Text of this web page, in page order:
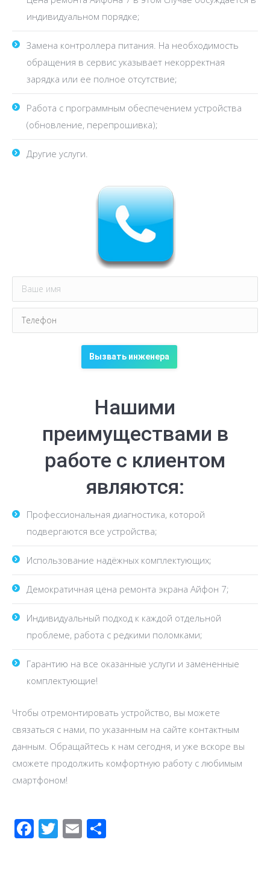
индивидуальном порядке;
Замена контроллера питания. На необходимость
обращения в сервис указывает некорректная
зарядка или ее полное отсутствие;
Работа с программным обеспечением устройства
(обновление, перепрошивка);
Другие услуги.
Нашими
преимуществами в
работе с клиентом
являются:
Профессиональная диагностика, которой
подвергаются все устройства;
Использование надёжных комплектующих;
Демократичная цена ремонта экрана Айфон 7;
Индивидуальный подход к каждой отдельной
проблеме, работа с редкими поломками;
Гарантию на все оказанные услуги и замененные
комплектующие!
Чтобы отремонтировать устройство, вы можете
связаться с нами, по указанным на сайте контактным
данным. Обращайтесь к нам сегодня, и уже вскоре вы
сможете продолжить комфортную работу с любимым
смартфоном!
Facebook
Twitter
Email